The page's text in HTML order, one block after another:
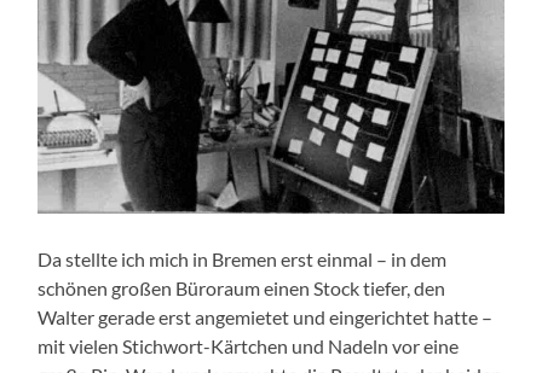
Da stellte ich mich in Bremen erst einmal – in dem
schönen großen Büroraum einen Stock tiefer, den
Walter gerade erst angemietet und eingerichtet hatte –
mit vielen Stichwort-Kärtchen und Nadeln vor eine